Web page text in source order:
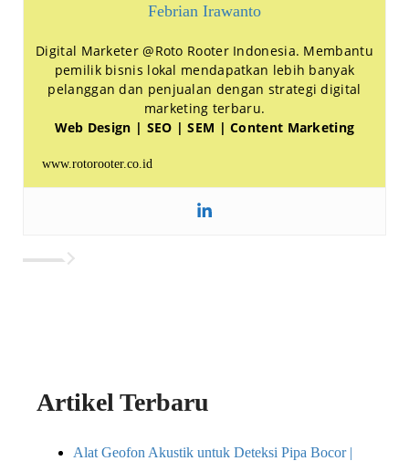
Febrian Irawanto
Digital Marketer @Roto Rooter Indonesia. Membantu
pemilik bisnis lokal mendapatkan lebih banyak
pelanggan dan penjualan dengan strategi digital
marketing terbaru.
Web Design | SEO | SEM | Content Marketing
www.rotorooter.co.id
Artikel Terbaru
Alat Geofon Akustik untuk Deteksi Pipa Bocor |